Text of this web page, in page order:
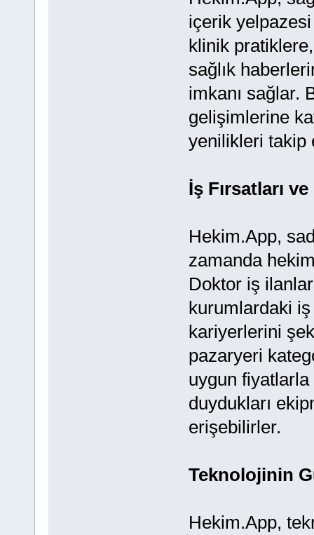
içerik
klinik
sağlık
imkanı sağlar.
gelişimlerine
yenilikleri takip
İş Fırsatları
Hekim.App,
zamanda
Doktor iş
kurumlardaki
kariyerlerini
pazaryeri
uygun
duydukları
erişebilirler.
Teknolojinin
Hekim.App,